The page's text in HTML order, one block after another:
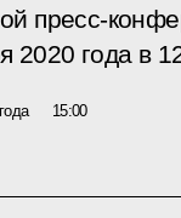
пресс-
2020 года в
15:00